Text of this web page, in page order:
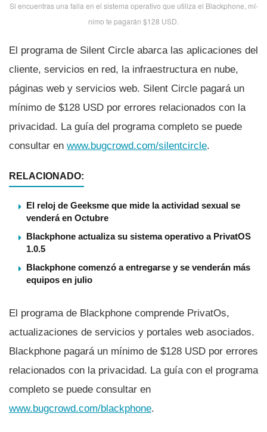
Si encuentras una falla en el sistema operativo que utiliza el Blackphone, mí­
nimo te pagarán $128 USD.
El programa de Silent Circle abarca las aplicaciones del
cliente, servicios en red, la infraestructura en nube,
páginas web y servicios web. Silent Circle pagará un
mí­nimo de $128 USD por errores relacionados con la
privacidad. La guí­a del programa completo se puede
consultar en www.bugcrowd.com/silentcircle.
RELACIONADO:
El reloj de Geeksme que mide la actividad sexual se
venderá en Octubre
Blackphone actualiza su sistema operativo a PrivatOS
1.0.5
Blackphone comenzó a entregarse y se venderán más
equipos en julio
El programa de Blackphone comprende PrivatOs,
actualizaciones de servicios y portales web asociados.
Blackphone pagará un mí­nimo de $128 USD por errores
relacionados con la privacidad. La guí­a con el programa
completo se puede consultar en
www.bugcrowd.com/blackphone.